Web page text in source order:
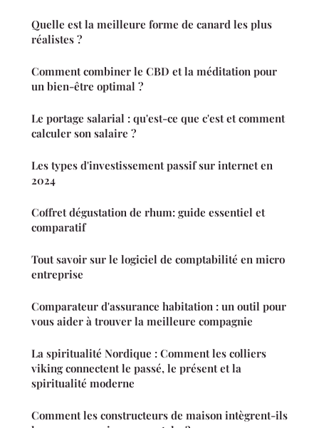
Quelle est la meilleure forme de canard les plus
réalistes ?
Comment combiner le CBD et la méditation pour
un bien-être optimal ?
Le portage salarial : qu'est-ce que c'est et comment
calculer son salaire ?
Les types d'investissement passif sur internet en
2024
Coffret dégustation de rhum: guide essentiel et
comparatif
Tout savoir sur le logiciel de comptabilité en micro
entreprise
Comparateur d'assurance habitation : un outil pour
vous aider à trouver la meilleure compagnie
La spiritualité Nordique : Comment les colliers
viking connectent le passé, le présent et la
spiritualité moderne
Comment les constructeurs de maison intègrent-ils